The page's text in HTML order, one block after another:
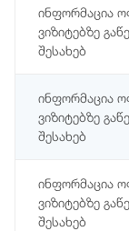
ინფორმაცია
ვიზიტებზე
შესახებ
ინფორმაცია
ვიზიტებზე
შესახებ
ინფორმაცია
ვიზიტებზე
შესახებ